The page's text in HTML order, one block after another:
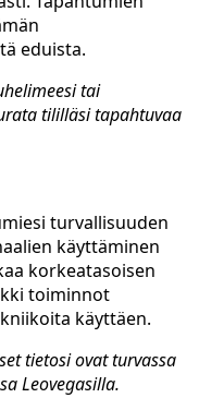
eduista.
tai
tililläsi tapahtuvaa
turvallisuuden
käyttäminen
korkeatasoisen
toiminnot
käyttäen.
tietosi ovat turvassa
Leovegasilla.